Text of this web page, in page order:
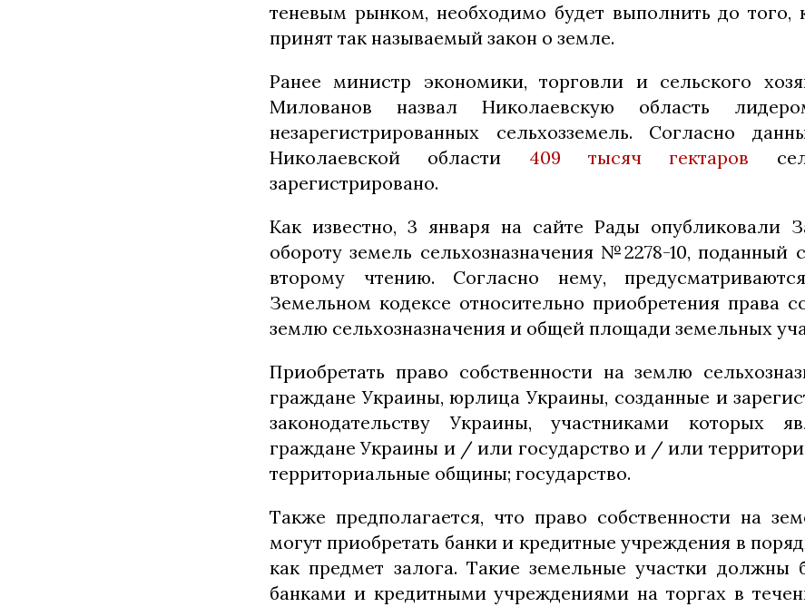
теневым рынком, необходимо будет выполнить до того,
принят так называемый закон о земле.
Ранее министр экономики, торговли и сельского
Милованов назвал Николаевскую область
незарегистрированных сельхозземель. Согласно
Николаевской области 409 тысяч гектаров
зарегистрировано.
Как известно, 3 января на сайте Рады опубликовали
обороту земель сельхозназначения №2278-10, поданный
второму чтению. Согласно нему,
Земельном кодексе относительно приобретения права
землю сельхозназначения и общей площади земельных
Приобретать право собственности на землю
граждане Украины, юрлица Украины, созданные и
законодательству Украины, участниками которых
граждане Украины и / или государство и / или
территориальные общины; государство.
Также предполагается, что право собственности на
могут приобретать банки и кредитные учреждения в
как предмет залога. Такие земельные участки должны
банками и кредитными учреждениями на торгах в